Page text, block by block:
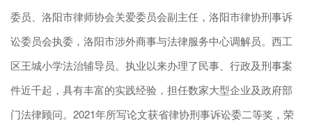
委员、洛阳市律师协会关爱委员会副主任，洛阳市律协刑事诉
讼委员会执委，洛阳市涉外商事与法律服务中心调解员。西工
区王城小学法治辅导员。执业以来办理了民事、行政及刑事案
件近千起，具有丰富的实践经验，担任数家大型企业及政府部
门法律顾问。2021年所写论文获省律协刑事诉讼委二等奖，荣